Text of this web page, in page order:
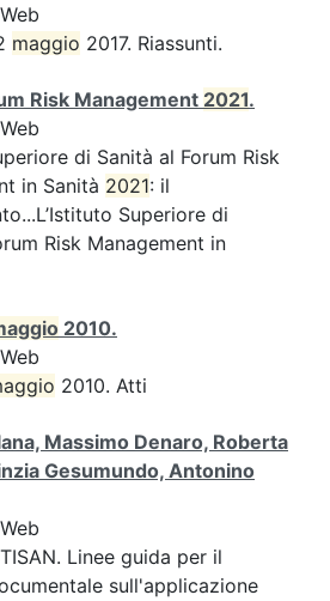
maggio 2017. Riassunti.
Risk Management 2021.
di Sanità al Forum Risk
in Sanità 2021: il
Superiore di
Risk Management in
2010.
2010. Atti
Massimo Denaro, Roberta
Gesumundo, Antonino
Linee guida per il
sull'applicazione